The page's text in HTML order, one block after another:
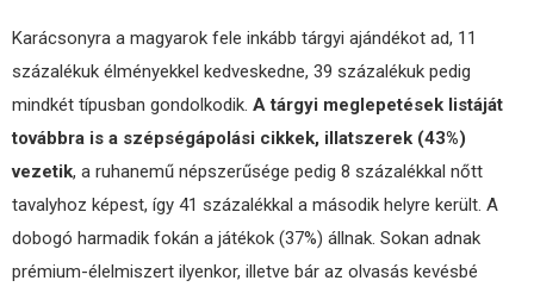
Karácsonyra a magyarok fele inkább tárgyi ajándékot ad, 11
százalékuk élményekkel kedveskedne, 39 százalékuk pedig
mindkét típusban gondolkodik. A tárgyi meglepetések listáját
továbbra is a szépségápolási cikkek, illatszerek (43%)
vezetik, a ruhanemű népszerűsége pedig 8 százalékkal nőtt
tavalyhoz képest, így 41 százalékkal a második helyre került. A
dobogó harmadik fokán a játékok (37%) állnak. Sokan adnak
prémium-élelmiszert ilyenkor, illetve bár az olvasás kevésbé